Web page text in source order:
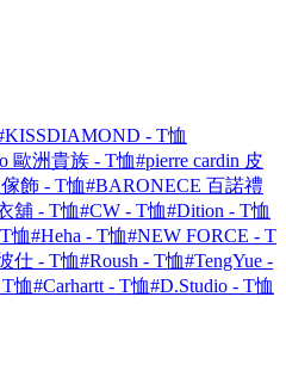
- T恤
歐洲貴族 - T恤#pierre cardin 皮
飾 - T恤#BARONECE 百諾禮
舖 - T恤#CW - T恤#Dition - T恤
恤#Heha - T恤#NEW FORCE - T
仕 - T恤#Roush - T恤#TengYue -
恤#Carhartt - T恤#D.Studio - T恤